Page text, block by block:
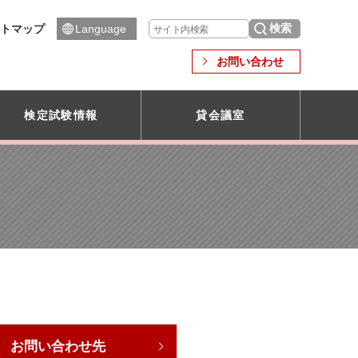
マップ Language
お問い合わせ
検定試験情報 貸会議室
お問い合わせ先